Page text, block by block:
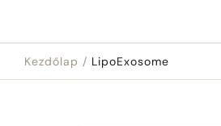
Kezdőlap LipoExosome